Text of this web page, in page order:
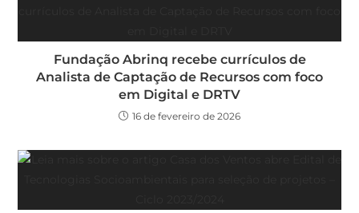
Fundação Abrinq recebe currículos de
Analista de Captação de Recursos com foco
em Digital e DRTV
16 de fevereiro de 2026